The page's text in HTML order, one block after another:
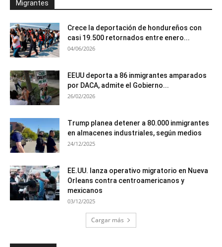
Migrantes
Crece la deportación de hondureños con
casi 19.500 retornados entre enero...
04/06/2026
EEUU deporta a 86 inmigrantes amparados
por DACA, admite el Gobierno...
26/02/2026
Trump planea detener a 80.000 inmigrantes
en almacenes industriales, según medios
24/12/2025
EE.UU. lanza operativo migratorio en Nueva
Orleans contra centroamericanos y
mexicanos
03/12/2025
Cargar más